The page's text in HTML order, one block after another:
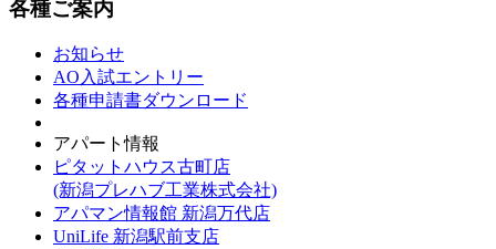
各種ご案内
お知らせ
AO入試エントリー
各種申請書ダウンロード
アパート情報
ピタットハウス古町店
(新潟プレハブ工業株式会社)
アパマン情報館 新潟万代店
UniLife 新潟駅前支店